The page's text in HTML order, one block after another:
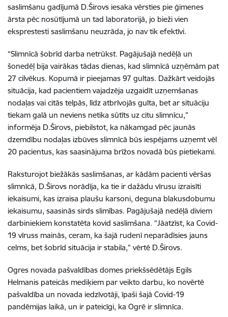
saslimšanu gadījumā D.Širovs iesaka vērsties pie ģimenes
ārsta pēc nosūtījumā un tad laboratorijā, jo bieži vien
eksprestesti saslimšanu neuzrāda, jo nav tik efektīvi.
“Slimnīcā šobrīd darba netrūkst. Pagājušajā nedēļā un
šonedēļ bija vairākas tādas dienas, kad slimnīcā uzņēmām pat
27 cilvēkus. Kopumā ir pieejamas 97 gultas. Dažkārt veidojās
situācija, kad pacientiem vajadzēja uzgaidīt uzņemšanas
nodaļas vai citās telpās, līdz atbrīvojās gulta, bet ar situāciju
tiekam galā un neviens netika sūtīts uz citu slimnīcu,”
informēja D.Širovs, piebilstot, ka nākamgad pēc jaunās
dzemdību nodaļas izbūves slimnīcā būs iespējams uzņemt vēl
20 pacientus, kas saasinājuma brīžos novadā būs pietiekami.
Raksturojot biežākās saslimšanas, ar kādām pacienti vēršas
slimnīcā, D.Širovs norādīja, ka tie ir dažādu vīrusu izraisīti
iekaisumi, kas izraisa plaušu karsoni, deguna blakusdobumu
iekaisumu, saasinās sirds slimības. Pagājušajā nedēļā diviem
darbiniekiem konstatēta kovid saslimšana. “Jāatzīst, ka Covid-
19 vīruss mainās, ceram, ka šajā rudenī neparādīsies jauns
celms, bet šobrīd situācija ir stabila,” vērtē D.Širovs.
Ogres novada pašvaldības domes priekšsēdētājs Egils
Helmanis pateicās mediķiem par veikto darbu, ko novērtē
pašvaldība un novada iedzīvotāji, īpaši šajā Covid-19
pandēmijas laikā, un ir pateicīgi, ka Ogrē ir slimnīca.